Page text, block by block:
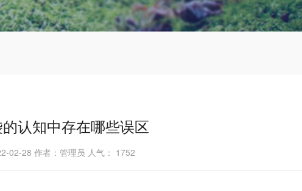
认知中存在哪些误区
02-28 作者：管理员 人气： 1752